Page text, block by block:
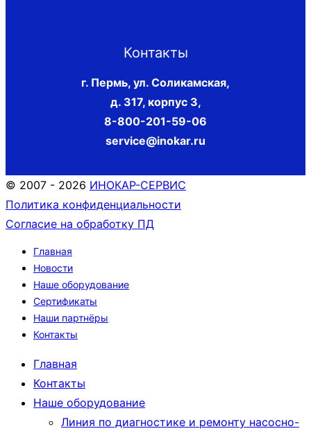
Контакты
г. Пермь, ул. Соликамская,
д. 317, корпус 3,
8-800-201-59-06
service@inokar.ru
© 2007 - 2026 ИНОКАР-СЕРВИС
Политика конфиденциальности
Согласие на обработку ПД
Главная
Новости
Наше оборудование
Сертификаты
Наши партнёры
Контакты
Главная
Контакты
Наше оборудование
Линия по диагностике и ремонту насосно-